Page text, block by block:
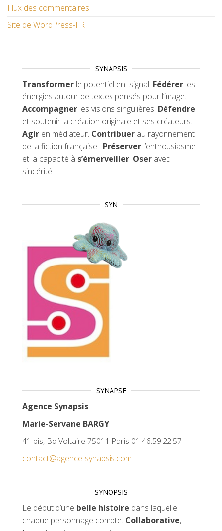
Flux des commentaires
Site de WordPress-FR
SYNAPSIS
Transformer le potentiel en signal. Fédérer les
énergies autour de textes pensés pour l’image.
Accompagner les visions singulières. Défendre
et soutenir la création originale et ses créateurs.
Agir en médiateur. Contribuer au rayonnement
de la fiction française. Préserver l’enthousiasme
et la capacité à s’émerveiller. Oser avec
sincérité.
SYN
SYNAPSE
Agence Synapsis
Marie-Servane BARGY
41 bis, Bd Voltaire 75011 Paris 01.46.59.22.57
contact@agence-synapsis.com
SYNOPSIS
Le début d’une belle histoire dans laquelle
chaque personnage compte. Collaborative,